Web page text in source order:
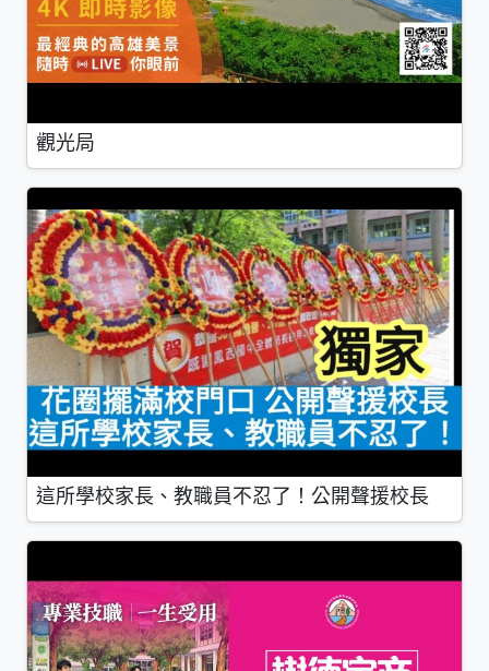
觀光局
這所學校家長、教職員不忍了！公開聲援校長